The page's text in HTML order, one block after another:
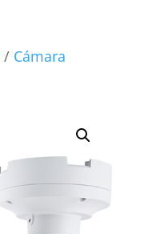
/ Cámara